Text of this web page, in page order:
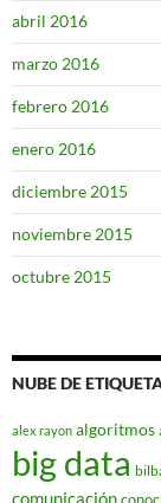
abril 2016
marzo 2016
febrero 2016
enero 2016
diciembre 2015
noviembre 2015
octubre 2015
NUBE DE
alex rayon algoritmos
big data
comunicación